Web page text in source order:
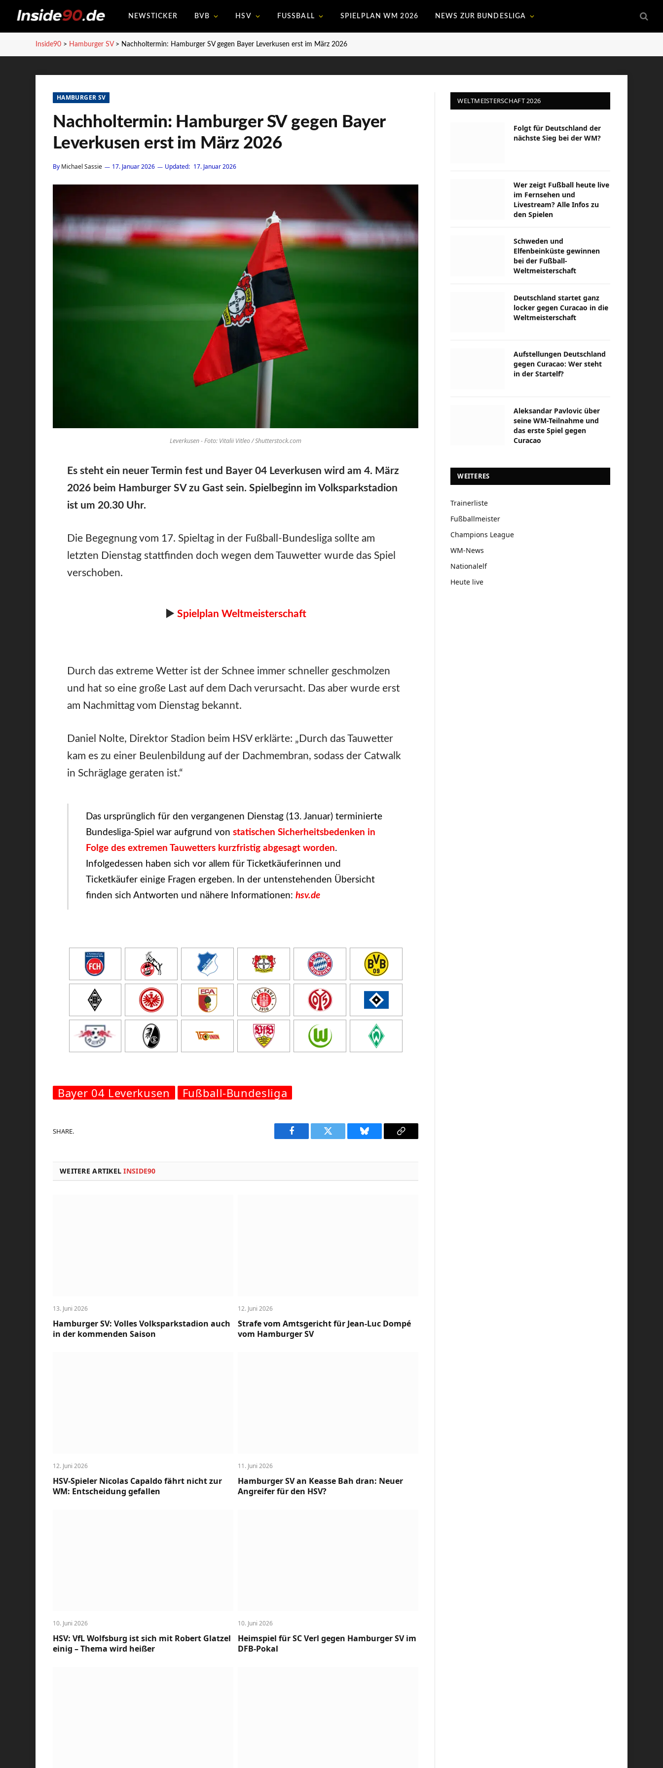
NEWSTICKER BVB HSV FUSSBALL SPIELPLAN WM 2026 NEWS ZUR BUNDESLIGA
Inside90 > Hamburger SV> Nachholtermin: Hamburger SV gegen Bayer Leverkusen erst im März 2026
HAMBURGER SV
Nachholtermin: Hamburger SV gegen Bayer
Leverkusen erst im März 2026
By Michael Sassie 17. Januar 2026 Updated: 17. Januar 2026
Leverkusen - Foto: Vitalii Vitleo / Shutterstock.com
Es steht ein neuer Termin fest und Bayer 04 Leverkusen wird am 4. März
2026 beim Hamburger SV zu Gast sein. Spielbeginn im Volksparkstadion
ist um 20.30 Uhr.
Die Begegnung vom 17. Spieltag in der Fußball-Bundesliga sollte am
letzten Dienstag stattfinden doch wegen dem Tauwetter wurde das Spiel
verschoben.
► Spielplan Weltmeisterschaft
Durch das extreme Wetter ist der Schnee immer schneller geschmolzen
und hat so eine große Last auf dem Dach verursacht. Das aber wurde erst
am Nachmittag vom Dienstag bekannt.
Daniel Nolte, Direktor Stadion beim HSV erklärte: „Durch das Tauwetter
kam es zu einer Beulenbildung auf der Dachmembran, sodass der Catwalk
in Schräglage geraten ist.“
Das ursprünglich für den vergangenen Dienstag (13. Januar) terminierte
Bundesliga-Spiel war aufgrund vonstatischen Sicherheitsbedenken in
Folge des extremen Tauwetters kurzfristig abgesagt worden.
Infolgedessen haben sich vor allem für Ticketkäuferinnen und
Ticketkäufer einige Fragen ergeben. In der untenstehenden Übersicht
finden sich Antworten und nähere Informationen:hsv.de
Bayer 04 Leverkusen Fußball-Bundesliga
SHARE.
Facebook Twitter Bluesky
Copy
WEITERE ARTIKELINSIDE90
13. Juni 2026
Hamburger SV: Volles Volksparkstadion auch
in der kommenden Saison
12. Juni 2026
Strafe vom Amtsgericht für Jean-Luc Dompé
vom Hamburger SV
12. Juni 2026
HSV-Spieler Nicolas Capaldo fährt nicht zur
WM: Entscheidung gefallen
11. Juni 2026
Hamburger SV an Keasse Bah dran: Neuer
Angreifer für den HSV?
10. Juni 2026
HSV: VfL Wolfsburg ist sich mit Robert Glatzel
einig – Thema wird heißer
10. Juni 2026
Heimspiel für SC Verl gegen Hamburger SV im
DFB-Pokal
WELTMEISTERSCHAFT 2026
Folgt für Deutschland der
nächste Sieg bei der WM?
Wer zeigt Fußball heute live
im Fernsehen und
Livestream? Alle Infos zu
den Spielen
Schweden und
Elfenbeinküste gewinnen
bei der Fußball-
Weltmeisterschaft
Deutschland startet ganz
locker gegen Curacao in die
Weltmeisterschaft
Aufstellungen Deutschland
gegen Curacao: Wer steht
in der Startelf?
Aleksandar Pavlovic über
seine WM-Teilnahme und
das erste Spiel gegen
Curacao
WEITERES
Trainerliste
Fußballmeister
Champions League
WM-News
Nationalelf
Heute live